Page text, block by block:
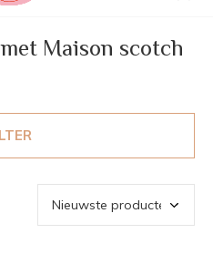
Maison scotch